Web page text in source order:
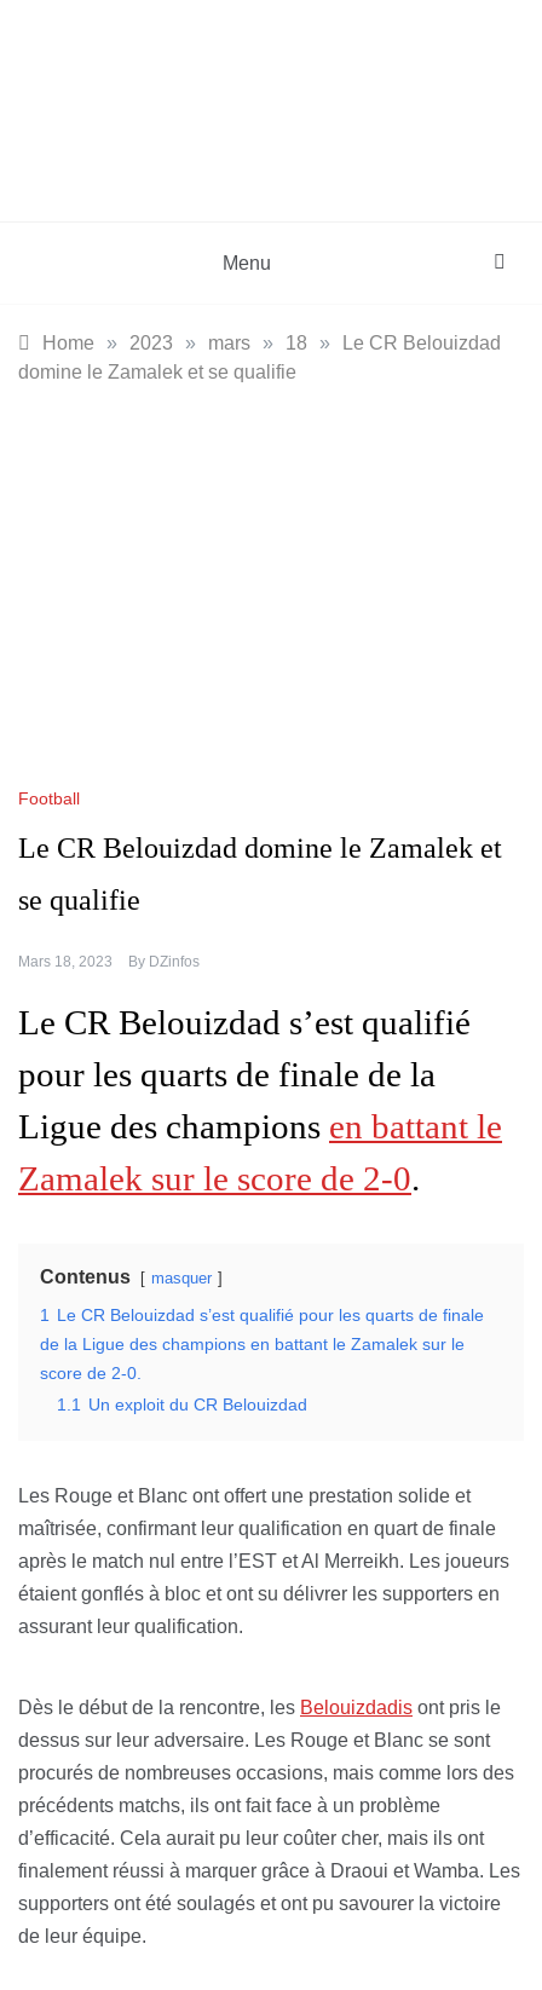
Menu
Home » 2023 » mars » 18 »
Le CR Belouizdad
domine le Zamalek et se qualifie
Football
Le CR Belouizdad domine le Zamalek et
se qualifie
Mars 18, 2023 By DZinfos
Le CR Belouizdad s’est qualifié
pour les quarts de finale de la
Ligue des champions en battant le
Zamalek sur le score de 2-0.
Contenus masquer
1
Le CR Belouizdad s’est qualifié pour les quarts de finale
de la Ligue des champions en battant le Zamalek sur le
score de 2-0.
1.1
Un exploit du CR Belouizdad
Les Rouge et Blanc ont offert une prestation solide et
maîtrisée, confirmant leur qualification en quart de finale
après le match nul entre l’EST et Al Merreikh. Les joueurs
étaient gonflés à bloc et ont su délivrer les supporters en
assurant leur qualification.
Dès le début de la rencontre, les Belouizdadis ont pris le
dessus sur leur adversaire. Les Rouge et Blanc se sont
procurés de nombreuses occasions, mais comme lors des
précédents matchs, ils ont fait face à un problème
d’efficacité. Cela aurait pu leur coûter cher, mais ils ont
finalement réussi à marquer grâce à Draoui et Wamba. Les
supporters ont été soulagés et ont pu savourer la victoire
de leur équipe.